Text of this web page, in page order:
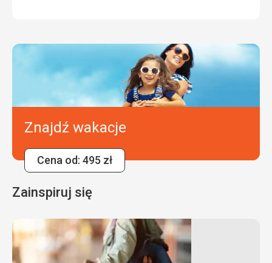
Znajdź wakacje
Cena od: 495 zł
Zainspiruj się